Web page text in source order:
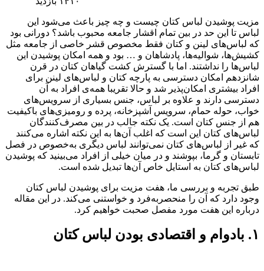
مزیت پوشیدن لباس کتان چیست و چه چیز باعث می‌شود این
لباس تا این حد در بین تمام اقشار جامعه محبوب باشد؟ دورانی بود
که لباس‌های لینن و کتان فقط مخصوص قشر خاصی از جامعه مثل
کشیش‌ها، شوالیه‌ها، پادشاهان و … بود و همه امکان پوشیدن این
لباس‌ها را نداشتند. اما با گسترش کشت گیاهان کتان در قرن
شانزدهم امکان دسترسی به پارچه کتان و لباس‌های لینن برای
افراد بیشتری امکان‌پذیر شد و حالا تقریبا همه‌ی افراد به آن
دسترسی دارند و علاوه بر لباس، جنس بسیاری از سرویس‌های
خواب، حوله حمام، سرویس آشپزخانه، پرده و رومیزی‌های باکیفیت
هم از جنس کتان است. یک نکته جالب در بین مصرف‌کنندگان
لباس‌های کتان این است که اغلب آن‌ها به این نکته اشاره می‌کنند
که غیر از لباس‌های کتان نمی‌توانند لباس دیگری به‌خصوص در فصل
تابستان و گرما، بپوشند و در میان خیلی از افراد می‌بینید که پوشیدن
لباس‌های کتان به استایل خاص آن‌ها تبدیل شده است.
طبق تجربه و بررسی ما، هفت مزیت برای پوشیدن لباس کتان
وجود دارد که آن را منحصربه‌فرد و خواستنی می‌کند. در این مقاله
درباره این هفت مورد مفصل صحبت خواهیم کرد.
۱. بادوام و اقتصادی بودن لباس کتان